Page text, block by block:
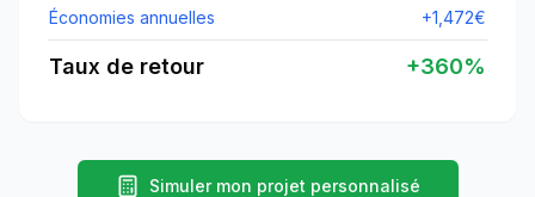
Économies annuelles +1,472€
Taux de retour +360%
Simuler mon projet personnalisé